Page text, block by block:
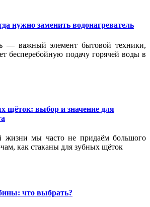
нужно заменить водонагреватель
— важный элемент бытовой техники,
бесперебойную подачу горячей воды в
щёток: выбор и значение для
жизни мы часто не придаём большого
как стаканы для зубных щёток
что выбрать?